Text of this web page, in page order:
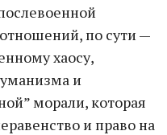
по сути —
хаосу,
и
морали, которая
и право на